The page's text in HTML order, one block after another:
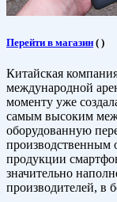
Перейти в магазин ( )
Китайская
международной
моменту уже
самым высоким
оборудованную
производственным
продукции
значительно
производителей, в